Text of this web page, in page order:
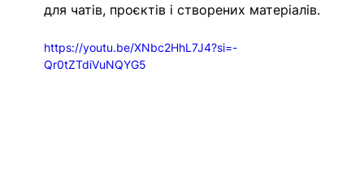
для чатів, проєктів і створених матеріалів.
https://youtu.be/XNbc2HhL7J4?si=-
Qr0tZTdiVuNQYG5